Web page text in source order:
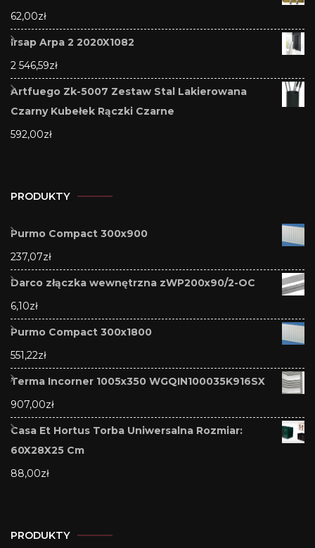
62,00zł
Irsap Arpa 2 2020X1082
2 546,59zł
Artfuego Zk-5007 Zestaw Stal Lakierowana
Czarny Kubełek Rączki Czarne
592,00zł
PRODUKTY
Purmo Compact 300x900
237,07zł
Darco złączka wewnętrzna zWP200x90/2-OC
6,10zł
Purmo Compact 300x1800
551,22zł
Terma Incorner 1005x350 WGQIN100035K916SX
907,00zł
Casa Et Hortus Torba Uniwersalna Rozmiar:
60X28X25 Cm
88,00zł
PRODUKTY